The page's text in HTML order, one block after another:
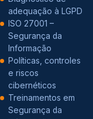
adequação à LGPD
ISO 27001 –
Segurança da
Informação
Políticas, controles
e riscos
cibernéticos
Treinamentos em
Segurança da